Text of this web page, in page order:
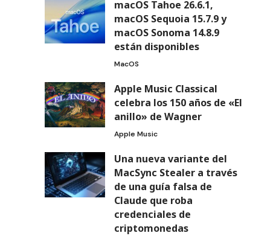
macOS Tahoe 26.6.1,
macOS Sequoia 15.7.9 y
macOS Sonoma 14.8.9
están disponibles
MacOS
Apple Music Classical
celebra los 150 años de «El
anillo» de Wagner
Apple Music
Una nueva variante del
MacSync Stealer a través
de una guía falsa de
Claude que roba
credenciales de
criptomonedas